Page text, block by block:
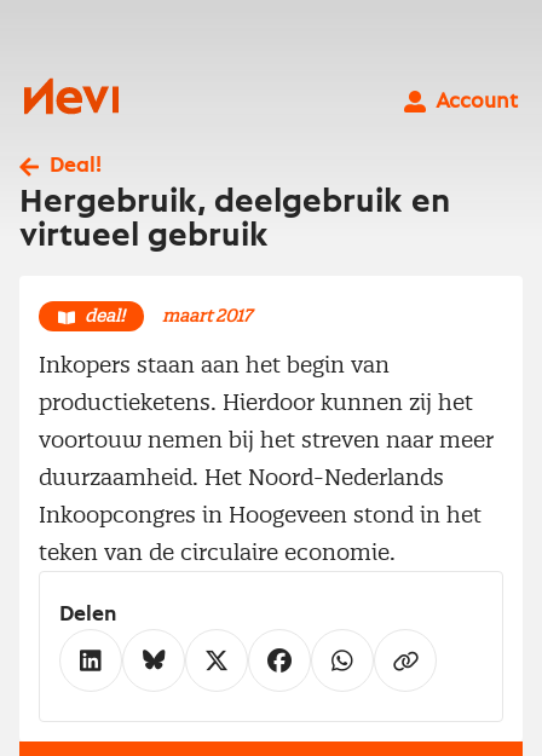
Nevi
Account
Deal!
Hergebruik, deelgebruik en
virtueel gebruik
deal! maart 2017
Inkopers staan aan het begin van
productieketens. Hierdoor kunnen zij het
voortouw nemen bij het streven naar meer
duurzaamheid. Het Noord-Nederlands
Inkoopcongres in Hoogeveen stond in het
teken van de circulaire economie.
Delen